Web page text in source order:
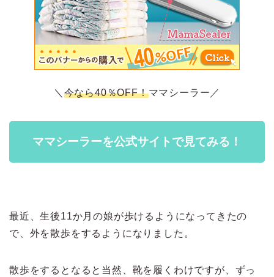
＼ 今なら40％OFF！ママシーラー／
ママシーラーを公式サイトで見てみる！
最近、生後11か月の娘が歩けるようになってきたの
で、外を散歩をするようになりました。
散歩をするとなると当然、靴を履くわけですが、ずっ